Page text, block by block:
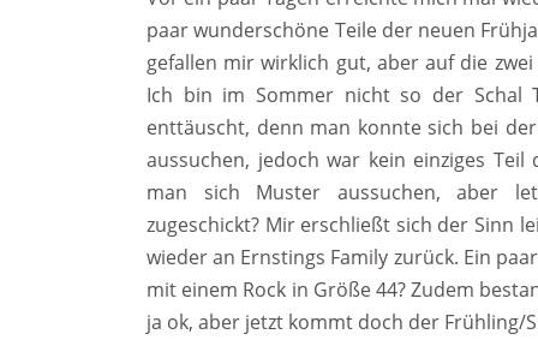
paar wunderschöne Teile der neuen
gefallen mir wirklich gut, aber auf die
Ich bin im Sommer nicht so der Schal
enttäuscht, denn man konnte sich bei
aussuchen, jedoch war kein einziges
man sich Muster aussuchen, aber
zugeschickt? Mir erschließt sich der Sinn
wieder an Ernstings Family zurück. Ein
mit einem Rock in Größe 44? Zudem
ja ok, aber jetzt kommt doch der Frühling/